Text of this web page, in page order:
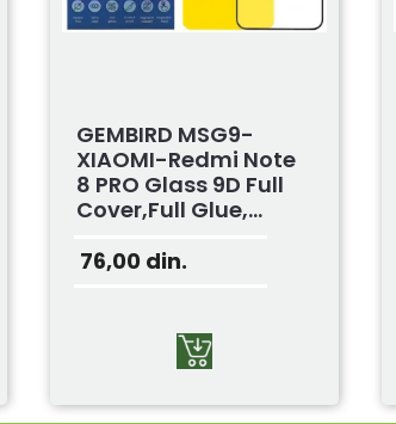
GEMBIRD MSG9-
XIAOMI-Redmi Note
8 PRO Glass 9D Full
Cover,full Glue,...
76,00 din.